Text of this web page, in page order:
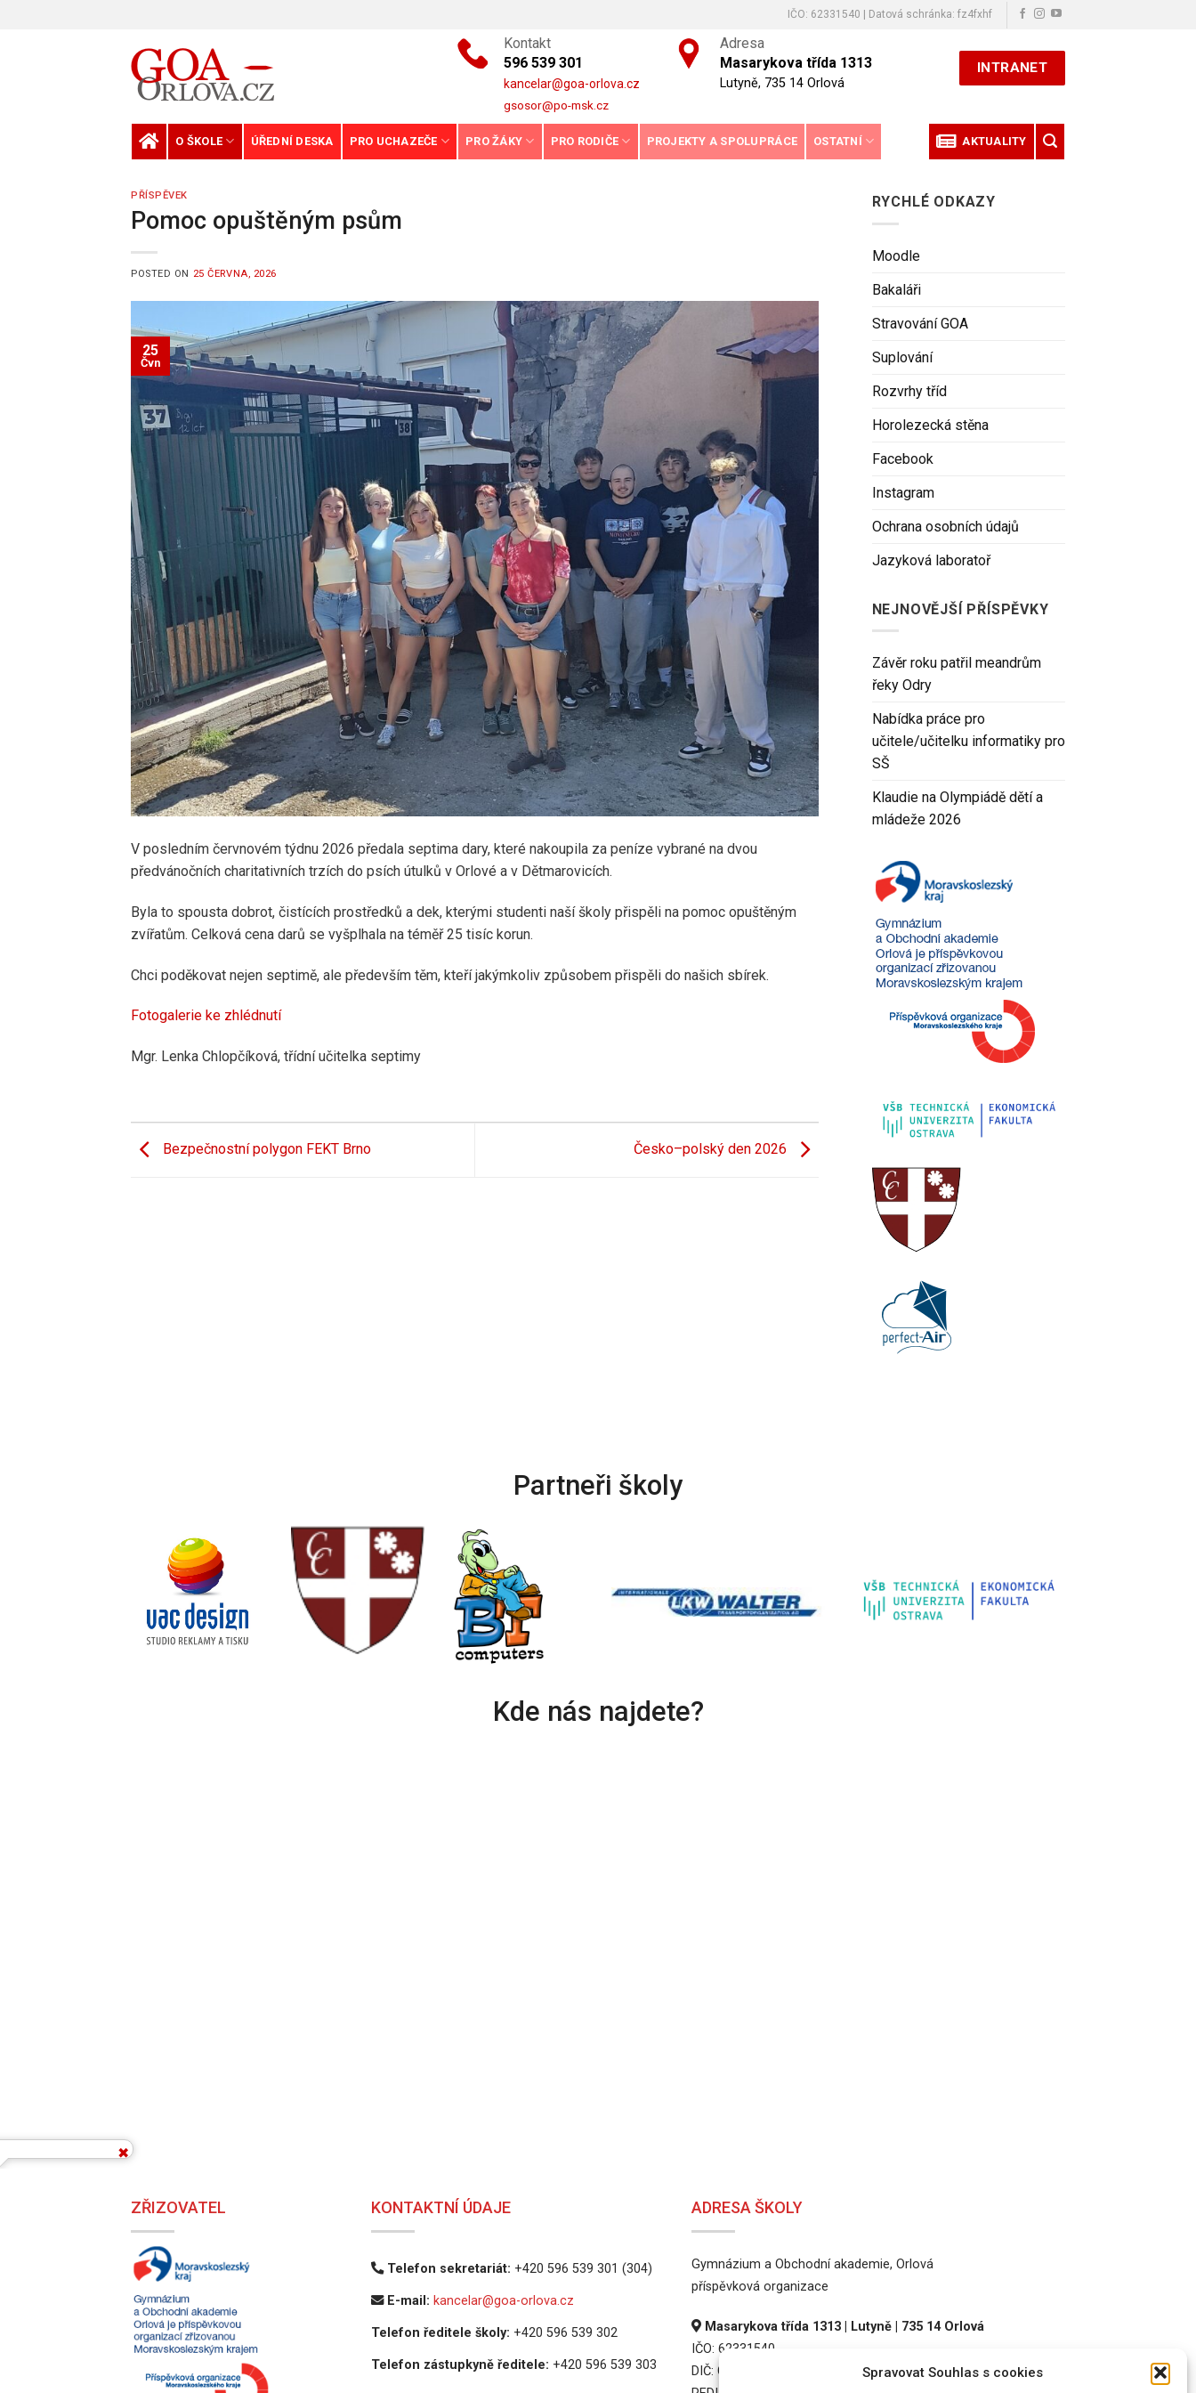
Spravovat Souhlas s cookies
IČO: 62331540 | Datová schránka: fz4fxhf
Kontakt
596 539 301
kancelar@goa-orlova.cz
gsosor@po-msk.cz
Adresa
Masarykova třída 1313
Lutyně, 735 14 Orlová
INTRANET
O ŠKOLE ÚŘEDNÍ DESKA PRO UCHAZEČE PRO ŽÁKY PRO RODIČE PROJEKTY A SPOLUPRÁCE OSTATNÍ AKTUALITY
PŘÍSPĚVEK
Pomoc opuštěným psům
POSTED ON 25 ČERVNA, 2026
25
Čvn
V posledním červnovém týdnu 2026 předala septima dary, které nakoupila za peníze vybrané na dvou
předvánočních charitativních trzích do psích útulků v Orlové a v Dětmarovicích.
Byla to spousta dobrot, čistících prostředků a dek, kterými studenti naší školy přispěli na pomoc opuštěným
zvířatům. Celková cena darů se vyšplhala na téměř 25 tisíc korun.
Chci poděkovat nejen septimě, ale především těm, kteří jakýmkoliv způsobem přispěli do našich sbírek.
Fotogalerie ke zhlédnutí
Mgr. Lenka Chlopčíková, třídní učitelka septimy
Bezpečnostní polygon FEKT Brno Česko–polský den 2026
RYCHLÉ ODKAZY
Moodle
Bakaláři
Stravování GOA
Suplování
Rozvrhy tříd
Horolezecká stěna
Facebook
Instagram
Ochrana osobních údajů
Jazyková laboratoř
NEJNOVĚJŠÍ PŘÍSPĚVKY
Závěr roku patřil meandrům
řeky Odry
Nabídka práce pro
učitele/učitelku informatiky pro
SŠ
Klaudie na Olympiádě dětí a
mládeže 2026
Partneři školy
Kde nás najdete?
ZŘIZOVATEL KONTAKTNÍ ÚDAJE
Telefon sekretariát: +420 596 539 301 (304)
E-mail: kancelar@goa-orlova.cz
Telefon ředitele školy: +420 596 539 302
Telefon zástupkyně ředitele: +420 596 539 303
ADRESA ŠKOLY
Gymnázium a Obchodní akademie, Orlová
příspěvková organizace
Masarykova třída 1313 | Lutyně | 735 14 Orlová
IČO: 62331540
DIČ: CZ62331540